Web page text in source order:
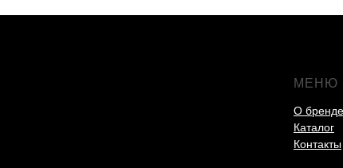
МЕНЮ
О бренде
Каталог
Контакты